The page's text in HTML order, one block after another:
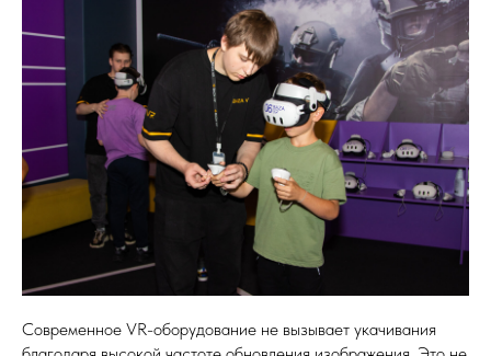
Современное VR-оборудование не вызывает укачивания